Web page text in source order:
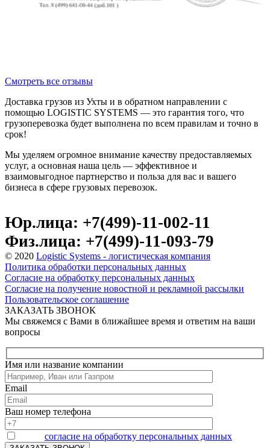
Смотреть все отзывы
Доставка грузов из Ухты и в обратном направлении с
помощью LOGISTIC SYSTEMS — это гарантия того, что
грузоперевозка будет выполнена по всем правилам и точно в
срок!
Мы уделяем огромное внимание качеству предоставляемых
услуг, а основная наша цель — эффективное и
взаимовыгодное партнерство и польза для вас и вашего
бизнеса в сфере грузовых перевозок.
Юр.лица: +7(499)-11-002-11
Физ.лица: +7(499)-11-093-79
© 2020 Logistic Systems - логистическая компания
Политика обработки персональных данных
Согласие на обработку персональных данных
Согласие на получение новостной и рекламной рассылки
Пользовательское соглашение
ЗАКАЗАТЬ ЗВОНОК
Мы свяжемся с Вами в ближайшее время и ответим на ваши
вопросы
Имя или название компании
Email
Ваш номер телефона
согласие на обработку персональных данных